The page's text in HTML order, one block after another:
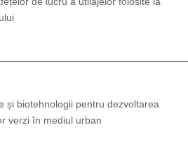
și biotehnologii pentru dezvoltarea
verzi în mediul urban